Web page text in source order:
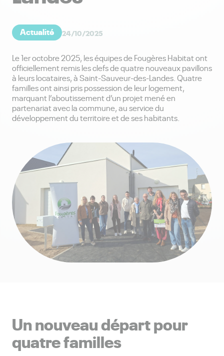
Actualité 24/10/2025
Le 1er octobre 2025, les équipes de Fougères Habitat ont
officiellement remis les clefs de quatre nouveaux pavillons
à leurs locataires, à Saint-Sauveur-des-Landes. Quatre
familles ont ainsi pris possession de leur logement,
marquant l’aboutissement d’un projet mené en
partenariat avec la commune, au service du
développement du territoire et de ses habitants.
Un nouveau départ pour
quatre familles